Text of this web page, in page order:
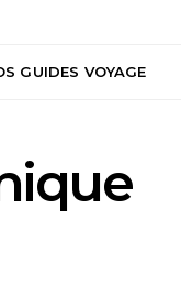
GUIDES VOYAGE